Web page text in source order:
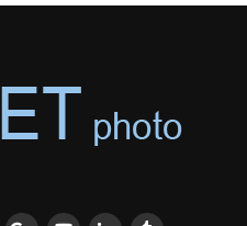
МУАЖ Д.Цэрэндарьзавт